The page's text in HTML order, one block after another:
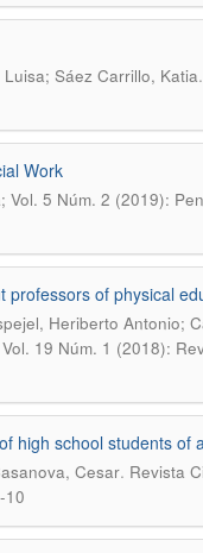
Sáez Carrillo, Katia.
Work
Vol. 5 Núm. 2 (2019):
professors of physical
Heriberto Antonio;
19 Núm. 1 (2018):
high school students of
Cesar. Revista
10